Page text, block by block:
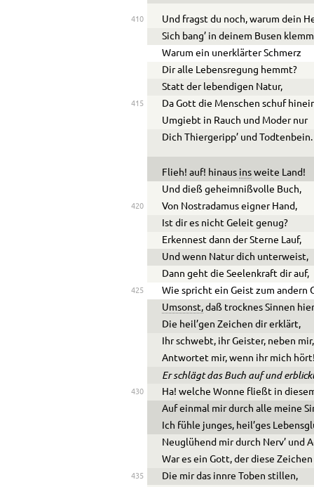
410
Und fragst du noch, warum dein
Sich bang’ in deinem Busen
Warum ein unerklärter Schmerz
Dir alle Lebensregung hemmt?
Statt der lebendigen Natur,
415
Da Gott die Menschen schuf
Umgiebt in Rauch und Moder nur
Dich Thiergeripp’ und Todtenbein.
Flieh! auf! hinaus ins weite Land!
Und dieß geheimnißvolle Buch,
420
Von Nostradamus eigner Hand,
Ist dir es nicht Geleit genug?
Erkennest dann der Sterne Lauf,
Und wenn Natur dich unterweist,
Dann geht die Seelenkraft dir auf,
425
Wie spricht ein Geist zum andern
Umsonst, daß trocknes Sinnen
Die heil’gen Zeichen dir erklärt,
Ihr schwebt, ihr Geister, neben mir,
Antwortet mir, wenn ihr mich
Er schlägt das Buch auf und
430
Ha! welche Wonne fließt in
Auf einmal mir durch alle meine
Ich fühle junges, heil’ges
Neuglühend mir durch Nerv’ und
War es ein Gott, der diese
435
Die mir das innre Toben stillen,